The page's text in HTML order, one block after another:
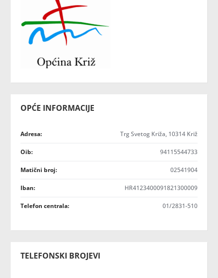
OPĆE INFORMACIJE
Adresa: Trg Svetog Križa, 10314 Križ
Oib: 94115544733
Matični broj: 02541904
Iban: HR4123400091821300009
Telefon centrala: 01/2831-510
TELEFONSKI BROJEVI